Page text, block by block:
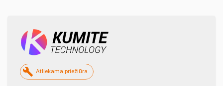
Atliekama priežiūra